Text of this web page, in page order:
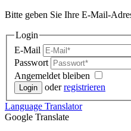
Bitte geben Sie Ihre E-Mail-
Login
E-Mail
Passwort
Angemeldet bleiben
oderregistrieren
Language Translator
Google Translate